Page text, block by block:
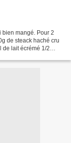
bien mangé. Pour 2
de steack haché cru
de lait écrémé 1/2